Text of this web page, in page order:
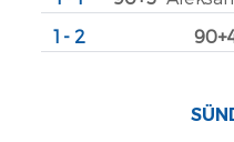
1 - 2